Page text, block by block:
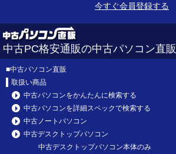
今すぐ会員登録する
中古PC格安通販の中古パソコン直販
■中古パソコン直販
取扱い商品
中古パソコンをかんたんに検索する
中古パソコンを詳細スペックで検索する
中古ノートパソコン
中古デスクトップパソコン
中古デスクトップパソコン本体のみ